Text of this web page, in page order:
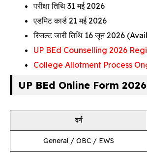
परीक्षा तिथि 31 मई 2026
एडमिट कार्ड 21 मई 2026
रिजल्ट जारी तिथि 16 जून 2026
UP BEd Counselling 2026
College Allotment Process
UP BEd Online Form
वर्ग
General / OBC / EWS